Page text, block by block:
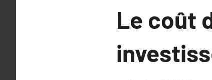
Le coût